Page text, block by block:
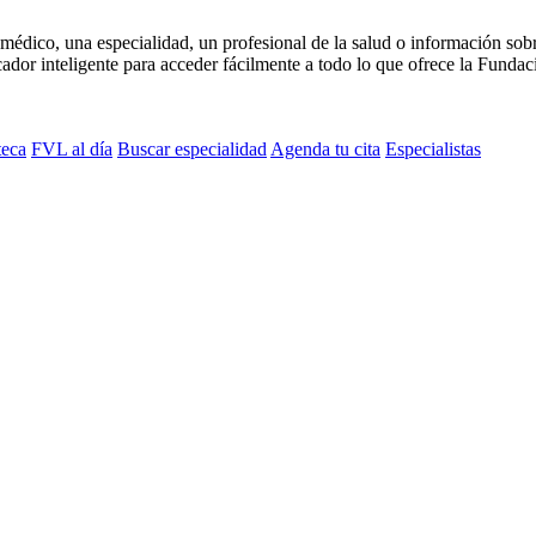
una especialidad, un profesional de la salud o información
inteligente para acceder fácilmente a todo lo que ofrece la
FVL al día Buscar especialidad Agenda tu cita Especialistas